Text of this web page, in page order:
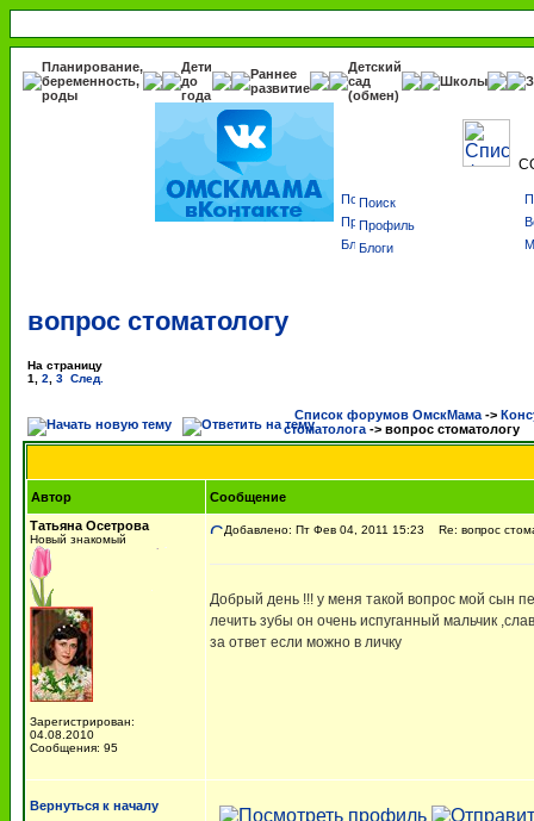
Планирование,
беременность,
роды
Дети
до
года
Раннее
развитие
Детский
сад
(обмен)
Школы
Поиск
Профиль
Блоги
вопрос стоматологу
На страницу
1
2 3 След.
Список форумов ОмскМама ->
стоматолога -> вопрос стоматологу
Автор
Сообщение
Татьяна Осетрова
Новый знакомый
Зарегистрирован:
04.08.2010
Сообщения: 95
Добавлено: Пт Фев 04, 2011 15:23 Re: вопрос
Добрый день !!! у меня такой вопрос мой сын
лечить зубы он очень испуганный мальчик
за ответ если можно в личку
Вернуться к началу